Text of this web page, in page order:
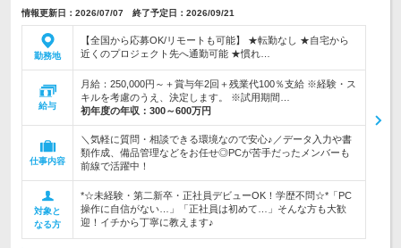
情報更新日：2026/07/07 終了予定日：2026/09/21
勤務地
【全国から応募OK/リモートも可能】 ★転勤なし ★自宅から
近くのプロジェクト先へ通勤可能 ★慣れ…
給与
月給：250,000円～＋賞与年2回＋残業代100％支給 ※経験・ス
キルを考慮のうえ、決定します。 ※試用期間…
初年度の年収： 300～600万円
仕事内容
＼気軽に質問・相談できる環境なので安心♪／データ入力や書
類作成、備品管理などをお任せ◎PCが苦手だったメンバーも
前線で活躍中！
対象と
なる方
*☆未経験・第二新卒・正社員デビューOK！学歴不問☆*「PC
操作に自信がない…」「正社員は初めて…」そんな方も大歓
迎！イチから丁寧に教えます♪